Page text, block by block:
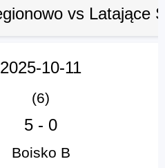
vs Latające
2025-10-11
(6)
5 - 0
Boisko B